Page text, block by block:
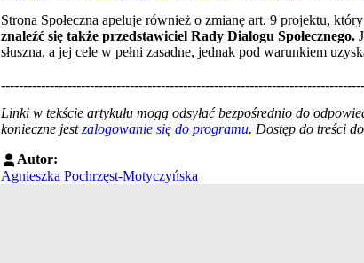
Strona Społeczna apeluje również o zmianę art. 9 projektu,
znaleźć się także przedstawiciel Rady Dialogu Społecznego.
słuszna, a jej cele w pełni zasadne, jednak pod warunkiem
Linki w tekście artykułu mogą odsyłać bezpośrednio do
konieczne jestzalogowanie się do programu. Dostęp do treści
Autor:
Agnieszka Pochrzęst-Motyczyńska